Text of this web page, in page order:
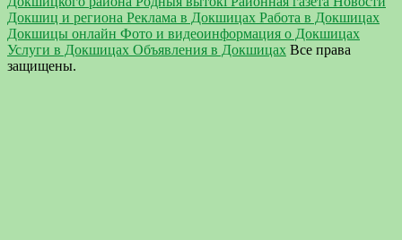
Докшиц и региона Реклама в Докшицах Работа в Докшицах
Докшицы онлайн Фото и видеоинформация о Докшицах
Услуги в Докшицах Объявления в Докшицах Все права
защищены.